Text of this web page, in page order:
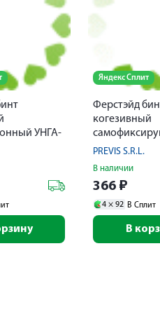
УНГА-
Яндекс Сплит
Ферстэйд
когезивный
4мх10см
PREVIS S.R.L.
В наличии
366 ₽
4 × 92 В Сплит
В